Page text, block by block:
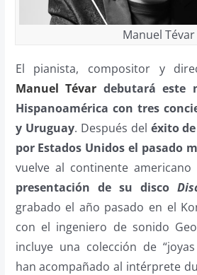
Manuel Tévar
El pianista, compositor y
Manuel Tévar debutará este
Hispanoamérica con tres
y Uruguay. Después del éxito
por Estados Unidos el pasado
vuelve al continente
presentación de su disco
grabado el año pasado en el
con el ingeniero de sonido
incluye una colección de
han acompañado al intérprete